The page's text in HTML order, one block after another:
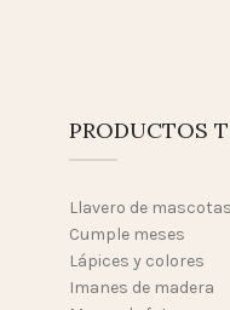
PRODUCTOS
Llavero de mascotas
Cumple meses
Lápices y colores
Imanes de madera